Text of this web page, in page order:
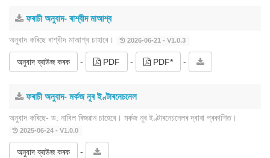
ফৰাচী অনুবাদ- ৰাশ্বীদ মাআশ্ব
অনুবাদ কৰিছে ৰাশ্বীদ মাআশ্ব চাহাবে। 2026-06-21 - V1.0.3
অনুবাদ ব্ৰাউজ কৰক - PDF - PDF* -
ফৰাচী অনুবাদ- মৰ্কজ নূৰ ইণ্টাৰনেচনেল
অনুবাদ কৰিছে- ড. নাবিল ৰিজৱান চাহেবে। মৰ্কজ নূৰ ইণ্টাৰনেচনেলৰ দ্বাৰা প্ৰকাশিত।
2025-06-24 - V1.0.0
অনুবাদ ব্ৰাউজ কৰক -